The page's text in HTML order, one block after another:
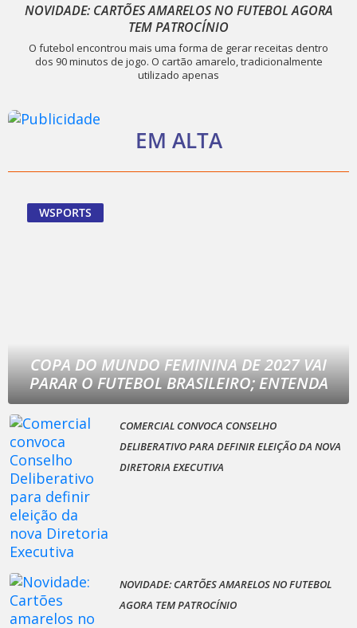
NOVIDADE: CARTÕES AMARELOS NO FUTEBOL AGORA
TEM PATROCÍNIO
O futebol encontrou mais uma forma de gerar receitas dentro
dos 90 minutos de jogo. O cartão amarelo, tradicionalmente
utilizado apenas
EM ALTA
WSPORTS
COPA DO MUNDO FEMININA DE 2027 VAI
PARAR O FUTEBOL BRASILEIRO; ENTENDA
COMERCIAL CONVOCA CONSELHO
DELIBERATIVO PARA DEFINIR ELEIÇÃO DA NOVA
DIRETORIA EXECUTIVA
NOVIDADE: CARTÕES AMARELOS NO FUTEBOL
AGORA TEM PATROCÍNIO